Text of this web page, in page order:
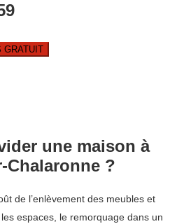
GRATUIT
une maison à
Chalaronne ?
de l’enlèvement des meubles et
espaces, le remorquage dans un